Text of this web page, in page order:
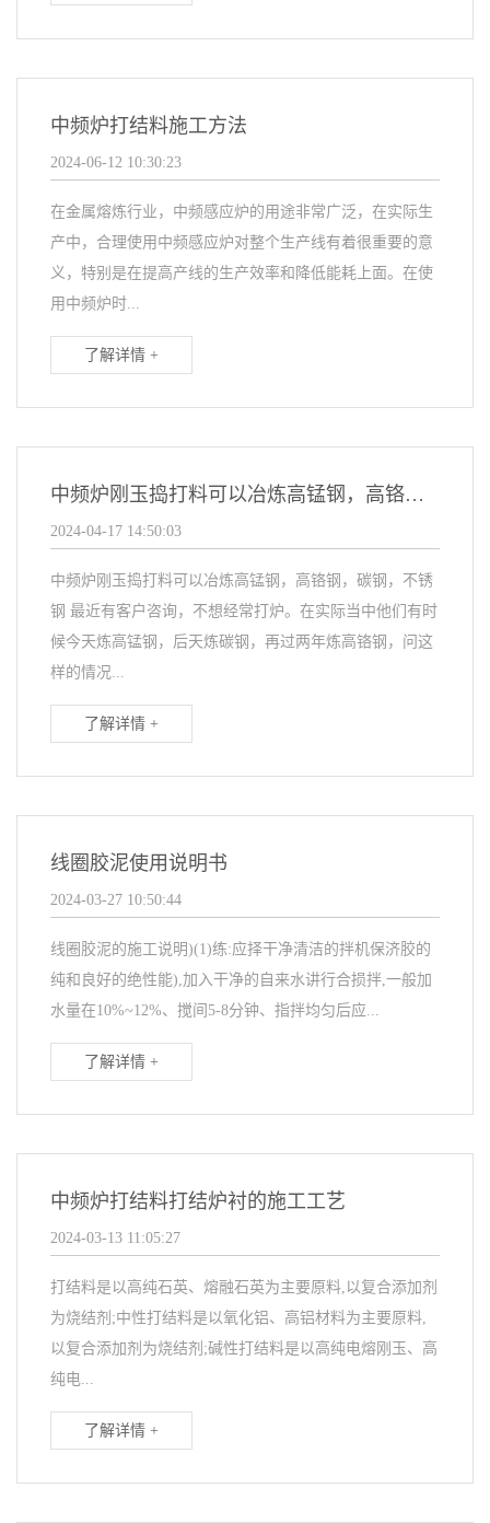
中频炉打结料施工方法
2024-06-12 10:30:23
在金属熔炼行业，中频感应炉的用途非常广泛，在实际生
产中，合理使用中频感应炉对整个生产线有着很重要的意
义，特别是在提高产线的生产效率和降低能耗上面。在使
用中频炉时...
了解详情 +
中频炉刚玉捣打料可以冶炼高锰钢，高铬钢，碳钢，不锈钢
2024-04-17 14:50:03
中频炉刚玉捣打料可以冶炼高锰钢，高铬钢，碳钢，不锈
钢 最近有客户咨询，不想经常打炉。在实际当中他们有时
候今天炼高锰钢，后天炼碳钢，再过两年炼高铬钢，问这
样的情况...
了解详情 +
线圈胶泥使用说明书
2024-03-27 10:50:44
线圈胶泥的施工说明)(1)练:应择干净清洁的拌机保济胶的
纯和良好的绝性能),加入干净的自来水讲行合损拌,一般加
水量在10%~12%、搅间5-8分钟、指拌均匀后应...
了解详情 +
中频炉打结料打结炉衬的施工工艺
2024-03-13 11:05:27
打结料是以高纯石英、熔融石英为主要原料,以复合添加剂
为烧结剂;中性打结料是以氧化铝、高铝材料为主要原料,
以复合添加剂为烧结剂;碱性打结料是以高纯电熔刚玉、高
纯电...
了解详情 +